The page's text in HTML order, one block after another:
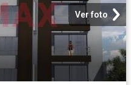
Ver foto